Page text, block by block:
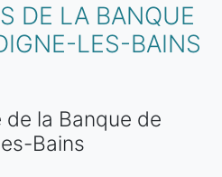
DE LA BANQUE
LES-BAINS
la Banque de
Bains